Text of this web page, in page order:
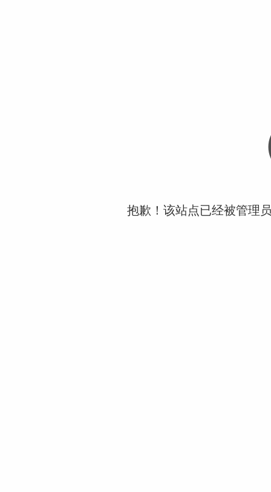
抱歉！该站点已经被管理